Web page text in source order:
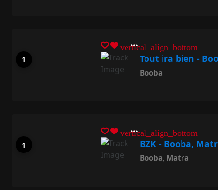
vertical_align_bottom
Tout ira bien -
Booba
vertical_align_bottom
BZK - Booba,
Booba, Matra